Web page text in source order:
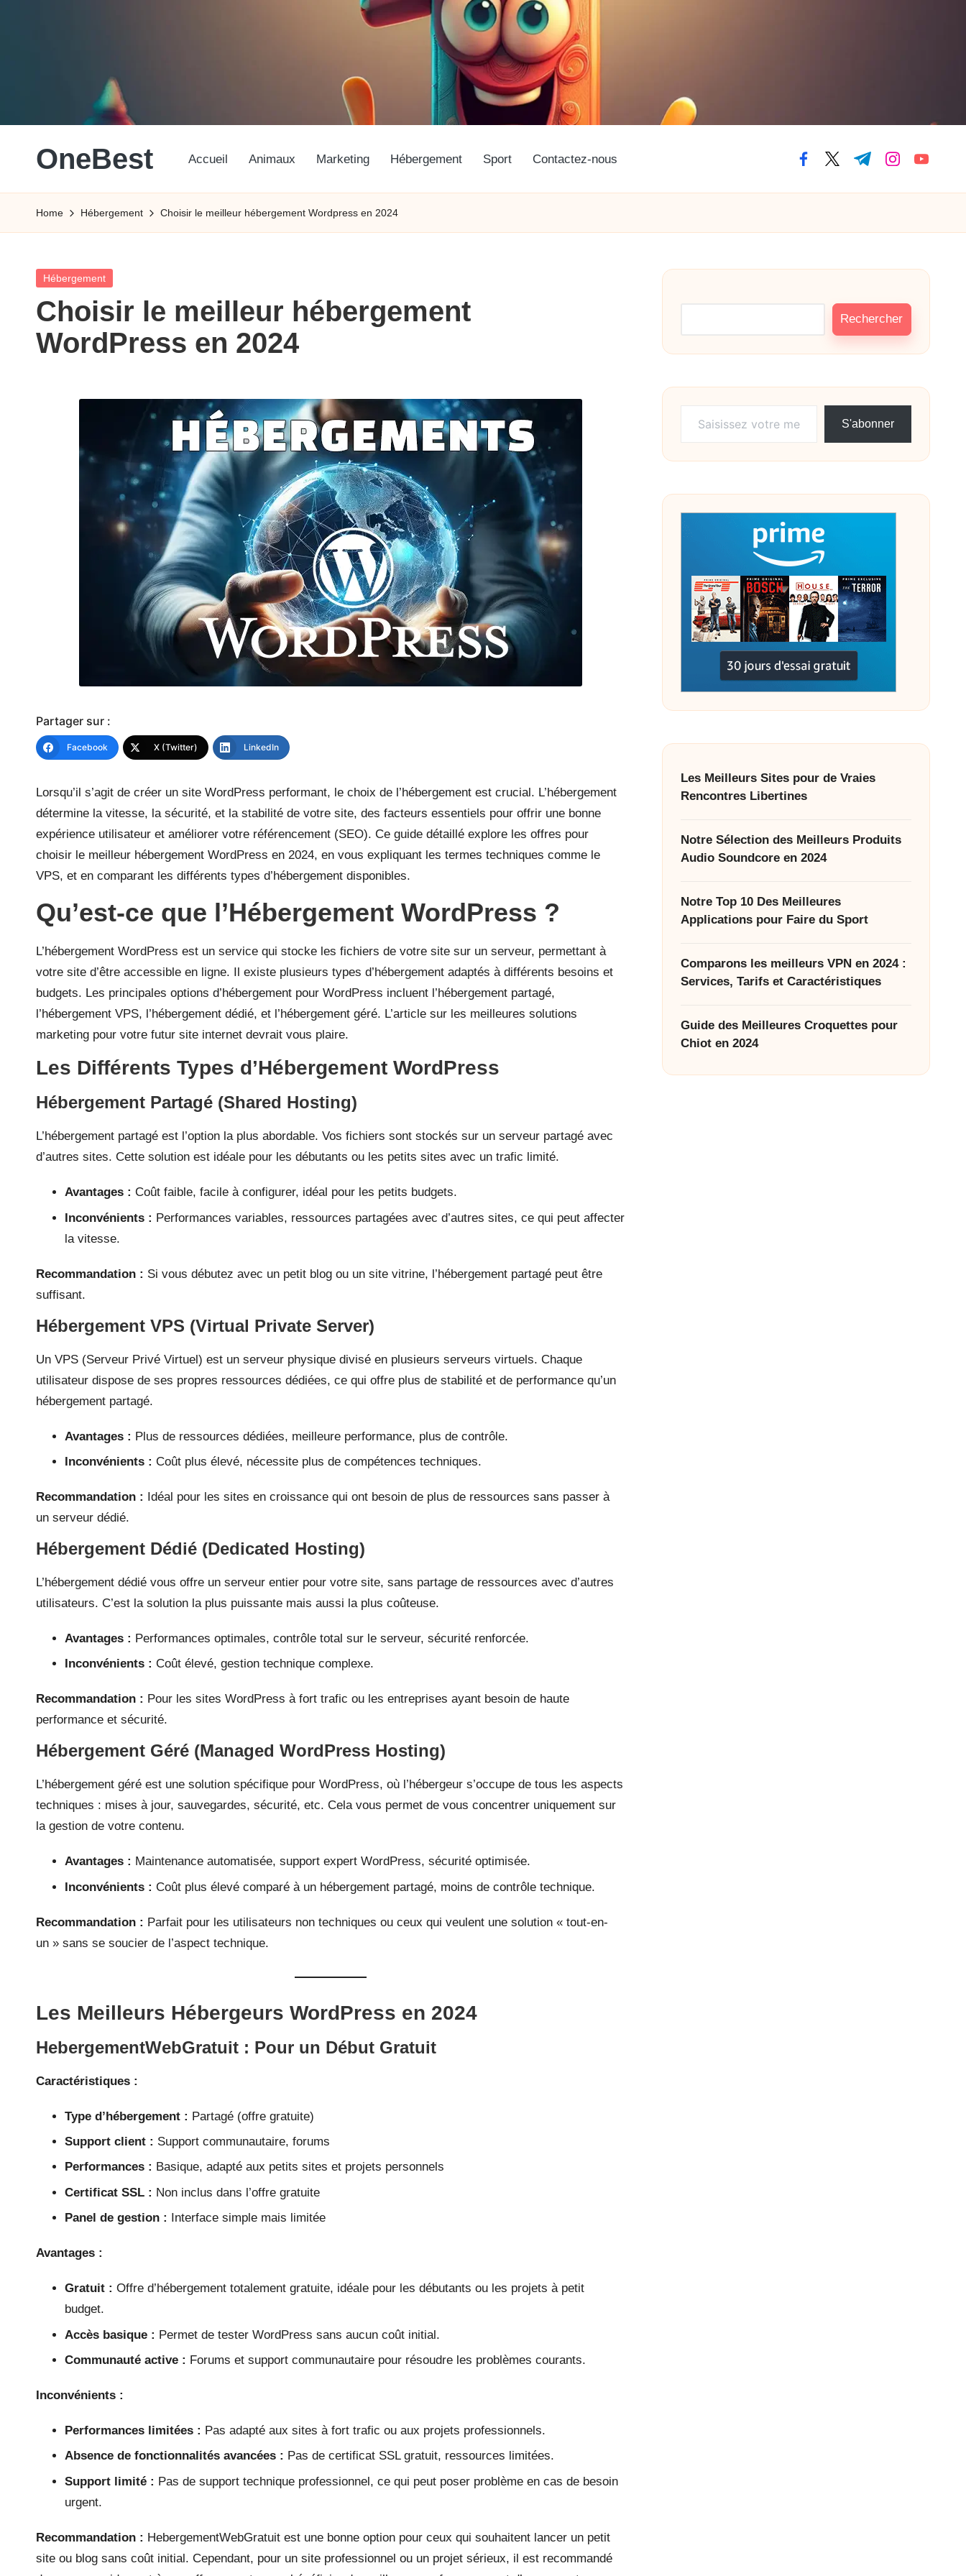
OneBest
Référence
Du
Accueil Animaux Marketing Hébergement Sport Contactez-nous facebook.com
twitter.com
t.me instagram.com
Home Hébergement Choisir le meilleur hébergement Wordpress en 2024
Posted
Hébergement
Choisir le meilleur hébergement
WordPress en 2024
Partager sur :
Facebook X (Twitter) LinkedIn
Lorsqu’il s’agit de créer un site WordPress performant, le choix de l’hébergement est crucial. L’hébergement
détermine la vitesse, la sécurité, et la stabilité de votre site, des facteurs essentiels pour offrir une bonne
expérience utilisateur et améliorer votre référencement (SEO). Ce guide détaillé explore les offres pour
choisir le meilleur hébergement WordPress en 2024, en vous expliquant les termes techniques comme le
VPS, et en comparant les différents types d’hébergement disponibles.
Qu’est-ce que l’Hébergement WordPress ?
L’hébergement WordPress est un service qui stocke les fichiers de votre site sur un serveur, permettant à
votre site d’être accessible en ligne. Il existe plusieurs types d’hébergement adaptés à différents besoins et
budgets. Les principales options d’hébergement pour WordPress incluent l’hébergement partagé,
l’hébergement VPS, l’hébergement dédié, et l’hébergement géré. L’article sur les meilleures solutions
marketing pour votre futur site internet devrait vous plaire.
Les Différents Types d’Hébergement WordPress
Hébergement Partagé (Shared Hosting)
L’hébergement partagé est l’option la plus abordable. Vos fichiers sont stockés sur un serveur partagé avec
d’autres sites. Cette solution est idéale pour les débutants ou les petits sites avec un trafic limité.
Avantages : Coût faible, facile à configurer, idéal pour les petits budgets.
Inconvénients : Performances variables, ressources partagées avec d’autres sites, ce qui peut affecter
la vitesse.
Recommandation : Si vous débutez avec un petit blog ou un site vitrine, l’hébergement partagé peut être
suffisant.
Hébergement VPS (Virtual Private Server)
Un VPS (Serveur Privé Virtuel) est un serveur physique divisé en plusieurs serveurs virtuels. Chaque
utilisateur dispose de ses propres ressources dédiées, ce qui offre plus de stabilité et de performance qu’un
hébergement partagé.
Avantages : Plus de ressources dédiées, meilleure performance, plus de contrôle.
Inconvénients : Coût plus élevé, nécessite plus de compétences techniques.
Recommandation : Idéal pour les sites en croissance qui ont besoin de plus de ressources sans passer à
un serveur dédié.
Hébergement Dédié (Dedicated Hosting)
L’hébergement dédié vous offre un serveur entier pour votre site, sans partage de ressources avec d’autres
utilisateurs. C’est la solution la plus puissante mais aussi la plus coûteuse.
Avantages : Performances optimales, contrôle total sur le serveur, sécurité renforcée.
Inconvénients : Coût élevé, gestion technique complexe.
Recommandation : Pour les sites WordPress à fort trafic ou les entreprises ayant besoin de haute
performance et sécurité.
Hébergement Géré (Managed WordPress Hosting)
L’hébergement géré est une solution spécifique pour WordPress, où l’hébergeur s’occupe de tous les aspects
techniques : mises à jour, sauvegardes, sécurité, etc. Cela vous permet de vous concentrer uniquement sur
la gestion de votre contenu.
Avantages : Maintenance automatisée, support expert WordPress, sécurité optimisée.
Inconvénients : Coût plus élevé comparé à un hébergement partagé, moins de contrôle technique.
Recommandation : Parfait pour les utilisateurs non techniques ou ceux qui veulent une solution « tout-en-
un » sans se soucier de l’aspect technique.
Les Meilleurs Hébergeurs WordPress en 2024
HebergementWebGratuit : Pour un Début Gratuit
Caractéristiques :
Type d’hébergement : Partagé (offre gratuite)
Support client : Support communautaire, forums
Performances : Basique, adapté aux petits sites et projets personnels
Certificat SSL : Non inclus dans l’offre gratuite
Panel de gestion :
Interface simple mais limitée
Avantages :
Gratuit : Offre d’hébergement totalement gratuite, idéale pour les débutants ou les projets à petit
budget.
Accès basique : Permet de tester WordPress sans aucun coût initial.
Communauté active : Forums et support communautaire pour résoudre les problèmes courants.
Inconvénients :
Performances limitées : Pas adapté aux sites à fort trafic ou aux projets professionnels.
Absence de fonctionnalités avancées : Pas de certificat SSL gratuit, ressources limitées.
Support limité : Pas de support technique professionnel, ce qui peut poser problème en cas de besoin
urgent.
Recommandation : HebergementWebGratuit est une bonne option pour ceux qui souhaitent lancer un petit
site ou blog sans coût initial. Cependant, pour un site professionnel ou un projet sérieux, il est recommandé
Rechercher
Rechercher
S'abonner
Les Meilleurs Sites pour de Vraies
Rencontres Libertines
Notre Sélection des Meilleurs Produits
Audio Soundcore en 2024
Notre Top 10 Des Meilleures
Applications pour Faire du Sport
Comparons les meilleurs VPN en 2024 :
Services, Tarifs et Caractéristiques
Guide des Meilleures Croquettes pour
Chiot en 2024